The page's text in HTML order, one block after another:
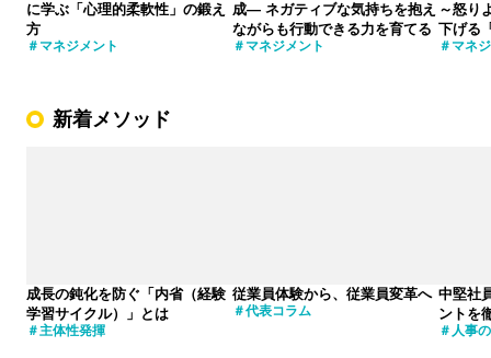
に学ぶ「心理的柔軟性」の鍛え
方
マネジメント
成― ネガティブな気持ちを抱え
ながらも行動できる力を育てる
マネジメント
～怒り
下げる
マネ
新着メソッド
成長の鈍化を防ぐ「内省（経験
学習サイクル）」とは
主体性発揮
従業員体験から、従業員変革へ
代表コラム
中堅社
ントを
人事